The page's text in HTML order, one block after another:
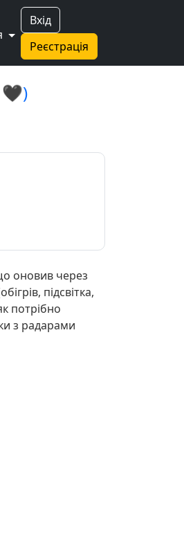
Вхід
Реєстрація
🖤)
оновив через
підсвітка,
потрібно
з радарами